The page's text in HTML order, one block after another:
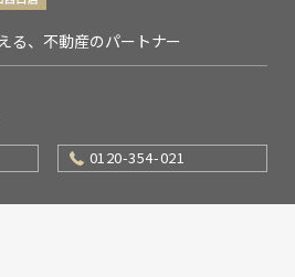
る、不動産のパートナー
0120-354-021